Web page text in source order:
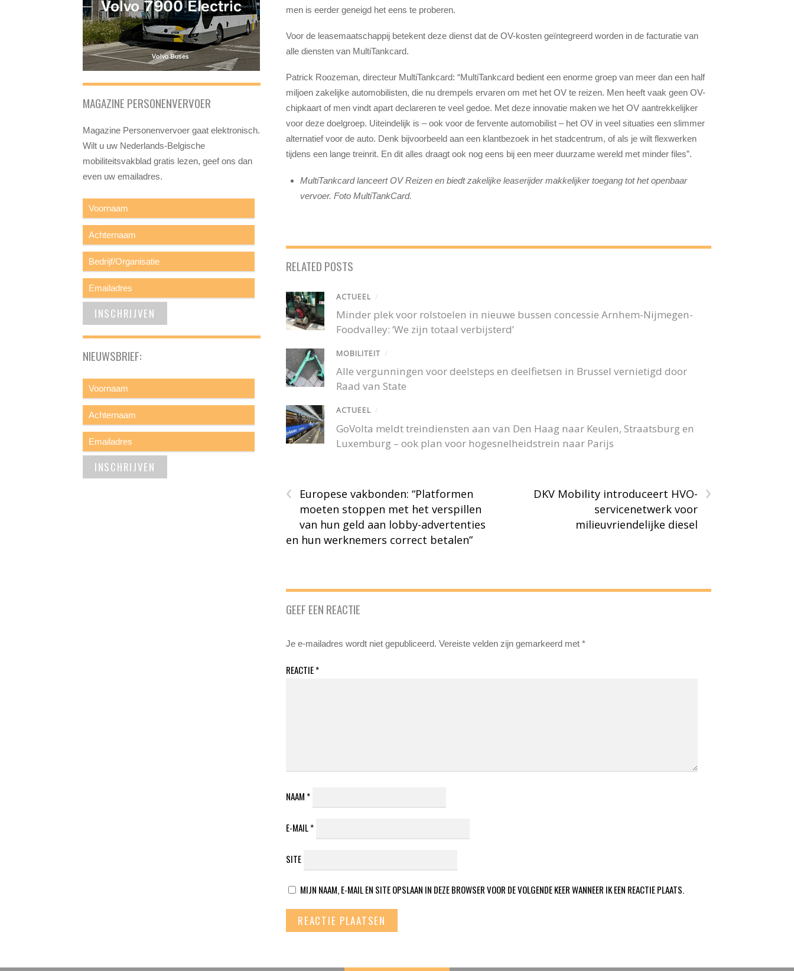
men is eerder geneigd het eens te proberen.
Voor de leasemaatschappij betekent deze dienst dat de OV-kosten geïntegreerd worden in de facturatie van
alle diensten van MultiTankcard.
Patrick Roozeman, directeur MultiTankcard: “MultiTankcard bedient een enorme groep van meer dan een half
miljoen zakelijke automobilisten, die nu drempels ervaren om met het OV te reizen. Men heeft vaak geen OV-
chipkaart of men vindt apart declareren te veel gedoe. Met deze innovatie maken we het OV aantrekkelijker
voor deze doelgroep. Uiteindelijk is – ook voor de fervente automobilist – het OV in veel situaties een slimmer
alternatief voor de auto. Denk bijvoorbeeld aan een klantbezoek in het stadcentrum, of als je wilt flexwerken
tijdens een lange treinrit. En dit alles draagt ook nog eens bij een meer duurzame wereld met minder files”.
MultiTankcard lanceert OV Reizen en biedt zakelijke leaserijder makkelijker toegang tot het openbaar
vervoer. Foto MultiTankCard.
RELATED POSTS
ACTUEEL /
Minder plek voor rolstoelen in nieuwe bussen concessie Arnhem-Nijmegen-
Foodvalley: ‘We zijn totaal verbijsterd’
MOBILITEIT /
Alle vergunningen voor deelsteps en deelfietsen in Brussel vernietigd door
Raad van State
ACTUEEL /
GoVolta meldt treindiensten aan van Den Haag naar Keulen, Straatsburg en
Luxemburg – ook plan voor hogesnelheidstrein naar Parijs
‹
Europese vakbonden: “Platformen
moeten stoppen met het verspillen
van hun geld aan lobby-advertenties
en hun werknemers correct betalen”
›
DKV Mobility introduceert HVO-
servicenetwerk voor
milieuvriendelijke diesel
GEEF EEN REACTIE
Je e-mailadres wordt niet gepubliceerd. Vereiste velden zijn gemarkeerd met*
REACTIE*
NAAM *
E-MAIL*
SITE
MIJN NAAM, E-MAIL EN SITE OPSLAAN IN DEZE BROWSER VOOR DE VOLGENDE KEER WANNEER IK EEN REACTIE PLAATS.
MAGAZINE PERSONENVERVOER
Magazine Personenvervoer gaat elektronisch.
Wilt u uw Nederlands-Belgische
mobiliteitsvakblad gratis lezen, geef ons dan
even uw emailadres.
NIEUWSBRIEF: